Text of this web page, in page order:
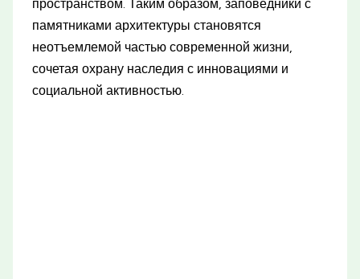
пространством. Таким образом, заповедники с
памятниками архитектуры становятся
неотъемлемой частью современной жизни,
сочетая охрану наследия с инновациями и
социальной активностью.